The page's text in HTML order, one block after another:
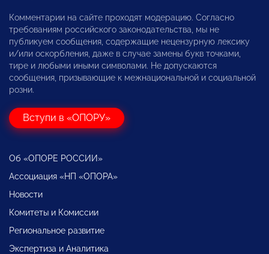
Комментарии на сайте проходят модерацию. Согласно
требованиям российского законодательства, мы не
публикуем сообщения, содержащие нецензурную лексику
и/или оскорбления, даже в случае замены букв точками,
тире и любыми иными символами. Не допускаются
сообщения, призывающие к межнациональной и социальной
розни.
Вступи в «ОПОРУ»
Об «ОПОРЕ РОССИИ»
Ассоциация «НП «ОПОРА»
Новости
Комитеты и Комиссии
Региональное развитие
Экспертиза и Аналитика